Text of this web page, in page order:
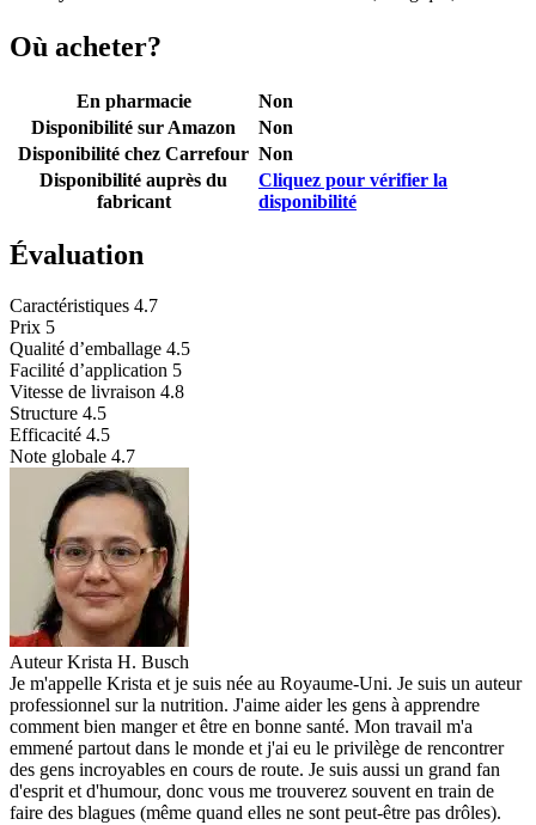
Où acheter?
En pharmacie
Non
Disponibilité sur Amazon
Non
Disponibilité chez Carrefour Non
Disponibilité auprès du
fabricant
Cliquez pour vérifier la
disponibilité
Évaluation
Caractéristiques 4.7
Prix 5
Qualité d’emballage 4.5
Facilité d’application 5
Vitesse de livraison 4.8
Structure 4.5
Efficacité 4.5
Note globale 4.7
Auteur Krista H. Busch
Je m'appelle Krista et je suis née au Royaume-Uni. Je suis un auteur
professionnel sur la nutrition. J'aime aider les gens à apprendre
comment bien manger et être en bonne santé. Mon travail m'a
emmené partout dans le monde et j'ai eu le privilège de rencontrer
des gens incroyables en cours de route. Je suis aussi un grand fan
d'esprit et d'humour, donc vous me trouverez souvent en train de
faire des blagues (même quand elles ne sont peut-être pas drôles).